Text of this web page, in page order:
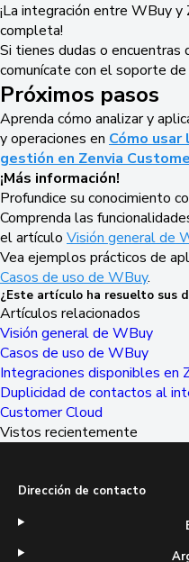
¡La integración entre WBuy
completa!
Si tienes dudas o
comunícate con el soporte de
Próximos pasos
Aprenda cómo analizar y
y operaciones en Cómo
gestión en Zenvia
¡Más información!
Profundice su conocimiento
Comprenda las
el artículo Visión general de
Vea ejemplos prácticos de
Casos de uso de WBuy.
¿Este artículo ha resuelto sus
Artículos relacionados
Visión general de WBuy
Casos de uso de WBuy
Integraciones disponibles en
Duplicidad de contactos al
Customer Cloud
Vistos recientemente
Dirección de contacto